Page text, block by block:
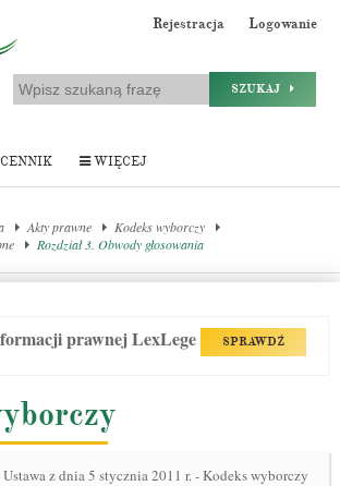
Rejestracja Logowanie
SZUKAJ
CENNIK WIĘCEJ
Akty prawne
Kodeks wyborczy
Rozdział 3. Obwody głosowania
prawnej LexLege SPRAWDŹ
Ustawa z dnia 5 stycznia 2011 r. - Kodeks wyborczy